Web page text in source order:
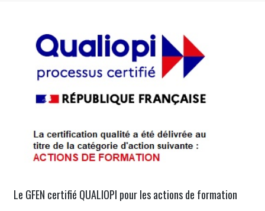
Le GFEN certifié QUALIOPI pour les actions de formation